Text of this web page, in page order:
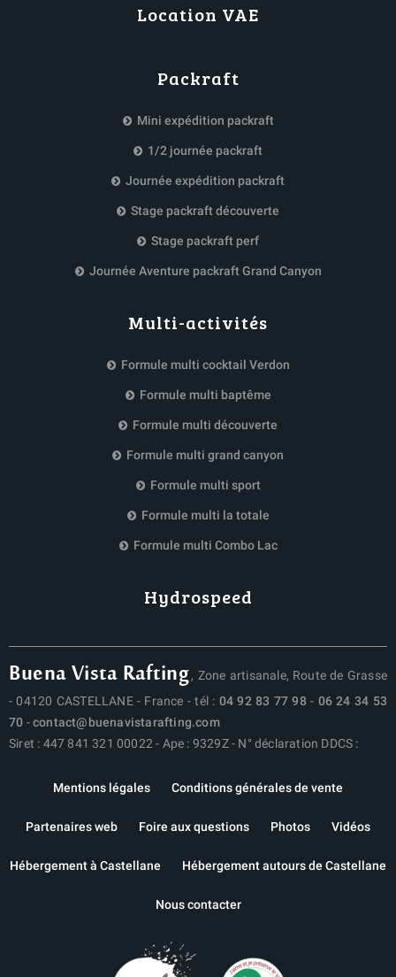
Hydrospeed
Location VAE
Packraft
Mini expédition packraft
1/2 journée packraft
Journée expédition packraft
Stage packraft découverte
Stage packraft perf
Journée Aventure packraft Grand Canyon
Multi-activités
Formule multi cocktail Verdon
Formule multi baptême
Formule multi découverte
Formule multi grand canyon
Formule multi sport
Formule multi la totale
Formule multi Combo Lac
Buena Vista Rafting, Zone artisanale, Route de Grasse
- 04120 CASTELLANE - France - tél : 04 92 83 77 98 - 06 24 34 53
70 -contact@buenavistarafting.com
Siret : 447 841 321 00022 - Ape : 9329Z - N° déclaration DDCS :
Mentions légales Conditions générales de vente
Partenaires web Foire aux questions Photos Vidéos
Hébergement à Castellane Hébergement autours de Castellane
Nous contacter